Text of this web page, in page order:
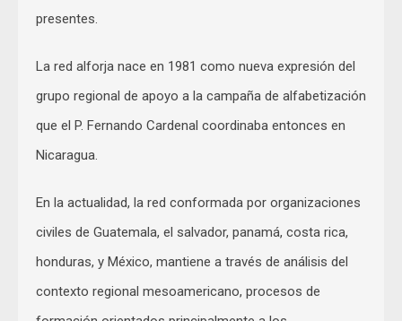
presentes.
La red alforja nace en 1981 como nueva expresión del
grupo regional de apoyo a la campaña de alfabetización
que el P. Fernando Cardenal coordinaba entonces en
Nicaragua.
En la actualidad, la red conformada por organizaciones
civiles de Guatemala, el salvador, panamá, costa rica,
honduras, y México, mantiene a través de análisis del
contexto regional mesoamericano, procesos de